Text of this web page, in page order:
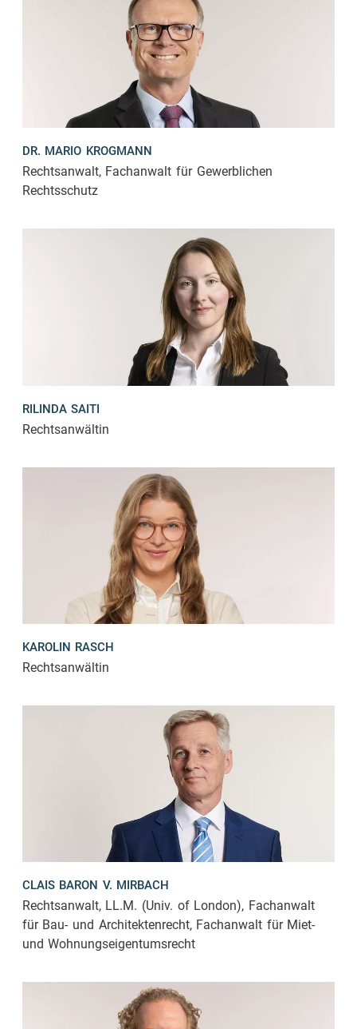
DR. MARIO KROGMANN
Rechtsanwalt, Fachanwalt für Gewerblichen
Rechtsschutz
RILINDA SAITI
Rechtsanwältin
KAROLIN RASCH
Rechtsanwältin
CLAIS BARON V. MIRBACH
Rechtsanwalt, LL.M. (Univ. of London), Fachanwalt
für Bau- und Architektenrecht, Fachanwalt für Miet-
und Wohnungseigentumsrecht